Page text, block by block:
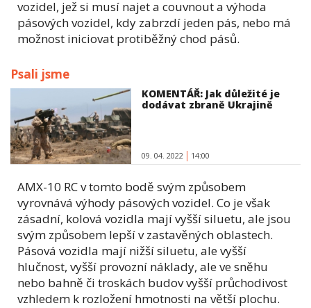
vozidel, jež si musí najet a couvnout a výhoda
pásových vozidel, kdy zabrzdí jeden pás, nebo má
možnost iniciovat protiběžný chod pásů.
Psali jsme
KOMENTÁŘ: Jak důležité je
dodávat zbraně Ukrajině
09. 04. 2022 14:00
AMX-10 RC v tomto bodě svým způsobem
vyrovnává výhody pásových vozidel. Co je však
zásadní, kolová vozidla mají vyšší siluetu, ale jsou
svým způsobem lepší v zastavěných oblastech.
Pásová vozidla mají nižší siluetu, ale vyšší
hlučnost, vyšší provozní náklady, ale ve sněhu
nebo bahně či troskách budov vyšší průchodivost
vzhledem k rozložení hmotnosti na větší plochu.